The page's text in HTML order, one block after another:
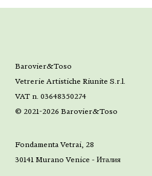
Barovier&Toso
Vetrerie Artistiche Riunite S.r.l.
VAT n. 03648350274
© 2021-2026 Barovier&Toso
Fondamenta Vetrai, 28
30141 Murano Venice - Италия